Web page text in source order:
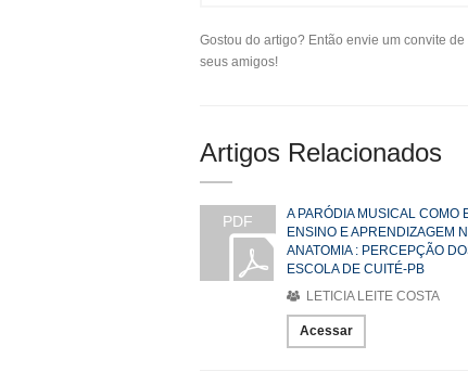
Gostou do artigo? Então envie um convite
seus amigos!
Artigos Relacionados
PDF
A PARÓDIA MUSICAL COMO
ENSINO E APRENDIZAGEM
ANATOMIA : PERCEPÇÃO
ESCOLA DE CUITÉ-PB
LETICIA LEITE COSTA
Acessar